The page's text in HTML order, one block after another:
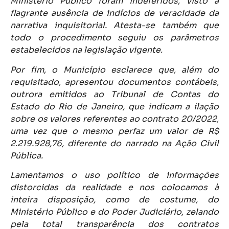
flagrante ausência de indícios de veracidade da
narrativa inquisitorial. Atesta-se também que
todo o procedimento seguiu os parâmetros
estabelecidos na legislação vigente.
Por fim, o Município esclarece que, além do
requisitado, apresentou documentos contábeis,
outrora emitidos ao Tribunal de Contas do
Estado do Rio de Janeiro, que indicam a ilação
sobre os valores referentes ao contrato 20/2022,
uma vez que o mesmo perfaz um valor de R$
2.219.928,76, diferente do narrado na Ação Civil
Pública.
Lamentamos o uso político de informações
distorcidas da realidade e nos colocamos à
inteira disposição, como de costume, do
Ministério Público e do Poder Judiciário, zelando
pela total transparência dos contratos